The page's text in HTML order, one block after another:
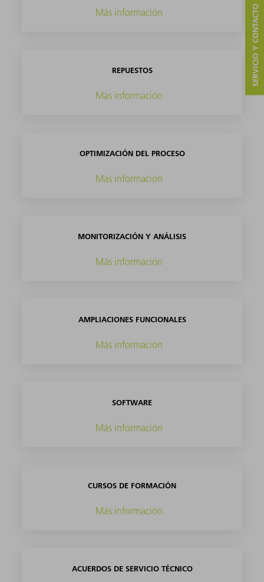
Más información
REPUESTOS
Más información
OPTIMIZACIÓN DEL PROCESO
Más información
MONITORIZACIÓN Y ANÁLISIS
Más información
AMPLIACIONES FUNCIONALES
Más información
SOFTWARE
Más información
CURSOS DE FORMACIÓN
Más información
ACUERDOS DE SERVICIO TÉCNICO
SERVICIO Y CONTACTO